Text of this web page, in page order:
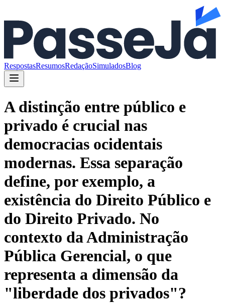
RespostasResumosRedaçãoSimuladosBlog
A distinção entre público e
privado é crucial nas
democracias ocidentais
modernas. Essa separação
define, por exemplo, a
existência do Direito Público e
do Direito Privado. No
contexto da Administração
Pública Gerencial, o que
representa a dimensão da
"liberdade dos privados"?